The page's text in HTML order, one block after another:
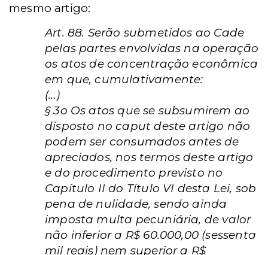
mesmo artigo:
Art. 88. Serão submetidos ao Cade
pelas partes envolvidas na operação
os atos de concentração econômica
em que, cumulativamente:
(...)
§ 3o Os atos que se subsumirem ao
disposto no caput deste artigo não
podem ser consumados antes de
apreciados, nos termos deste artigo
e do procedimento previsto no
Capítulo II do Título VI desta Lei, sob
pena de nulidade, sendo ainda
imposta multa pecuniária, de valor
não inferior a R$ 60.000,00 (sessenta
mil reais) nem superior a R$